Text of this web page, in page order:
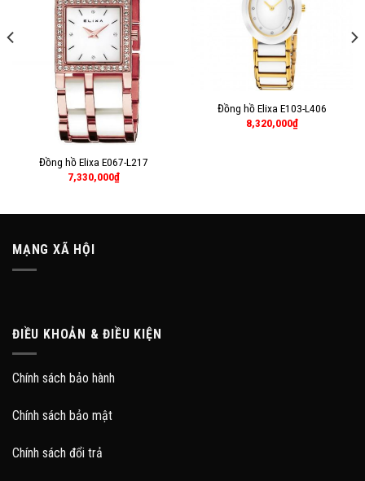
Đồng hồ Elixa E067-L217
7,330,000₫
Đồng hồ Elixa E103-L406
8,320,000₫
MẠNG XÃ HỘI
ĐIỀU KHOẢN & ĐIỀU KIỆN
Chính sách bảo hành
Chính sách bảo mật
Chính sách đổi trả